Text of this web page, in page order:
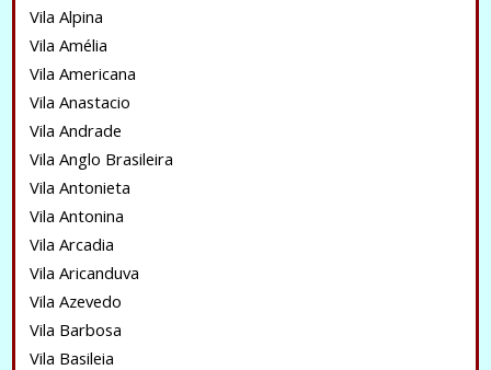
Vila Alpina
Vila Amélia
Vila Americana
Vila Anastacio
Vila Andrade
Vila Anglo Brasileira
Vila Antonieta
Vila Antonina
Vila Arcadia
Vila Aricanduva
Vila Azevedo
Vila Barbosa
Vila Basileia